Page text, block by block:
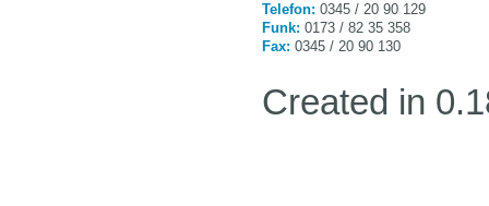
Telefon: 0345 / 20 90 129
Funk: 0173 / 82 35 358
Fax: 0345 / 20 90 130
Created in